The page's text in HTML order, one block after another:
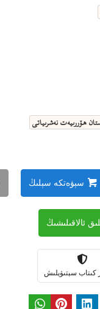
ھۆررىيەت نەشرىياتى
سېۋەتكە سېلىڭ
كىتاب سېتىۋېلىش